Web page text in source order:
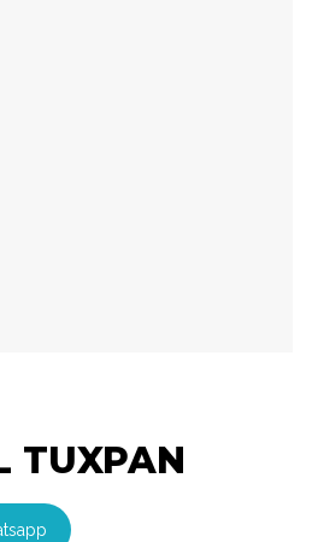
TUXPAN